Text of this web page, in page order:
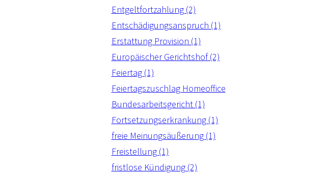
Entgeltfortzahlung (2)
Entschädigungsanspruch (1)
Erstattung Provision (1)
Europäischer Gerichtshof (2)
Feiertag (1)
Feiertagszuschlag Homeoffice
Bundesarbeitsgericht (1)
Fortsetzungserkrankung (1)
freie Meinungsäußerung (1)
Freistellung (1)
fristlose Kündigung (2)